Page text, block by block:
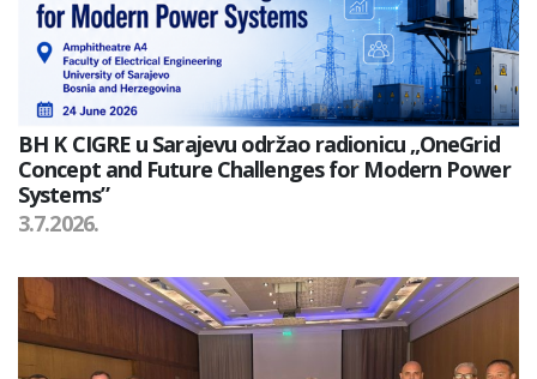
BH K CIGRE u Sarajevu održao radionicu „OneGrid
Concept and Future Challenges for Modern Power
Systems”
3.7.2026.